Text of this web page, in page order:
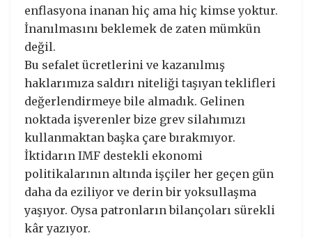
enflasyona inanan hiç ama hiç kimse yoktur.
İnanılmasını beklemek de zaten mümkün
değil.
Bu sefalet ücretlerini ve kazanılmış
haklarımıza saldırı niteliği taşıyan teklifleri
değerlendirmeye bile almadık. Gelinen
noktada işverenler bize grev silahımızı
kullanmaktan başka çare bırakmıyor.
İktidarın IMF destekli ekonomi
politikalarının altında işçiler her geçen gün
daha da eziliyor ve derin bir yoksullaşma
yaşıyor. Oysa patronların bilançoları sürekli
kâr yazıyor.